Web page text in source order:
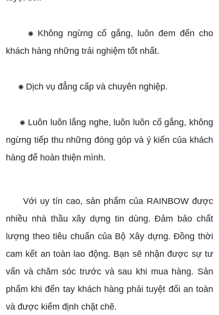
✺ Không ngừng cố gắng, luôn đem đến cho
khách hàng những trải nghiệm tốt nhất.
✺ Dịch vụ đẳng cấp và chuyên nghiệp.
✺ Luôn luôn lắng nghe, luôn luôn cố gắng, không
ngừng tiếp thu những đóng góp và ý kiến của khách
hàng để hoàn thiện mình.
Với uy tín cao, sản phẩm của RAINBOW được
nhiều nhà thầu xây dựng tin dùng. Đảm bảo chất
lượng theo tiêu chuẩn của Bộ Xây dựng. Đồng thời
cam kết an toàn lao động. Bạn sẽ nhận được sự tư
vấn và chăm sóc trước và sau khi mua hàng. Sản
phẩm khi đến tay khách hàng phải tuyệt đối an toàn
và được kiểm định chặt chẽ.